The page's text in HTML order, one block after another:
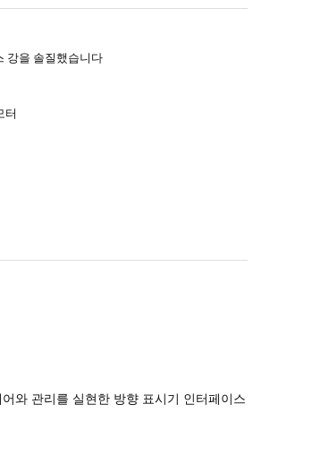
강을 솔질했습니다
터
와 관리를 실현한 방향 표시기 인터페이스